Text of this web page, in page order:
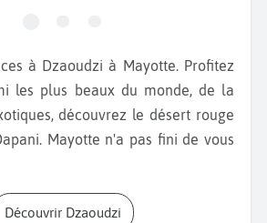
les plus beaux du monde, de la
découvrez le désert rouge
Mayotte n'a pas fini de vous
Découvrir Dzaoudzi